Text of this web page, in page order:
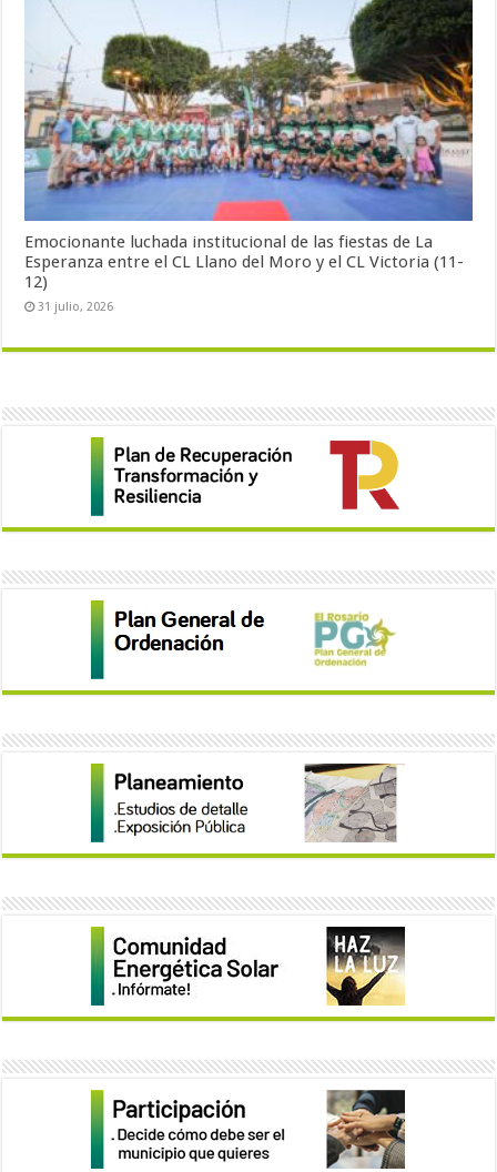
Emocionante luchada institucional de las fiestas de La
Esperanza entre el CL Llano del Moro y el CL Victoria (11-
12)
31 julio, 2026